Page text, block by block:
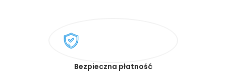
Bezpieczna płatność